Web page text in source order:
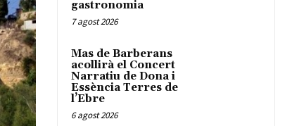
gastronomia
7 agost 2026
Mas de Barberans
acollirà el Concert
Narratiu de Dona i
Essència Terres de
l’Ebre
6 agost 2026